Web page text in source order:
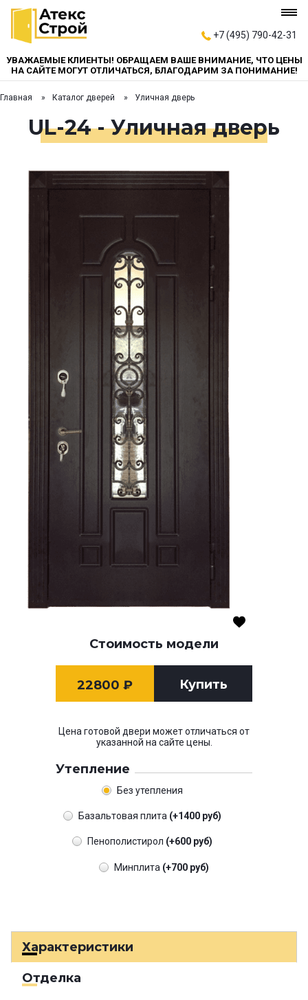
+7 (495) 790-42-31
УВАЖАЕМЫЕ КЛИЕНТЫ! ОБРАЩАЕМ ВАШЕ ВНИМАНИЕ, ЧТО ЦЕНЫ
НА САЙТЕ МОГУТ ОТЛИЧАТЬСЯ, БЛАГОДАРИМ ЗА ПОНИМАНИЕ!
Главная Каталог дверей Уличная дверь
UL-24 - Уличная дверь
Стоимость модели
22800 ₽ Купить
Цена готовой двери может отличаться от
указанной на сайте цены.
Утепление
Без утепления
Базальтовая плита (+1400 руб)
Пенополистирол (+600 руб)
Минплита (+700 руб)
Характеристики
Отделка